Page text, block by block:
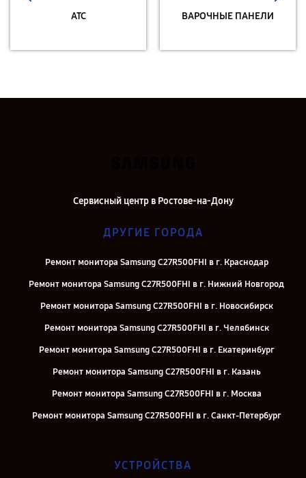
АТС ВАРОЧНЫЕ ПАНЕЛИ
Сервисный центр в Ростове-на-Дону
ДРУГИЕ ГОРОДА
Ремонт монитора Samsung C27R500FHI в г. Краснодар
Ремонт монитора Samsung C27R500FHI в г. Нижний Новгород
Ремонт монитора Samsung C27R500FHI в г. Новосибирск
Ремонт монитора Samsung C27R500FHI в г. Челябинск
Ремонт монитора Samsung C27R500FHI в г. Екатеринбург
Ремонт монитора Samsung C27R500FHI в г. Казань
Ремонт монитора Samsung C27R500FHI в г. Москва
Ремонт монитора Samsung C27R500FHI в г. Санкт-Петербург
УСТРОЙСТВА